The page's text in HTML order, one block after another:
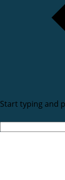
Start typing and